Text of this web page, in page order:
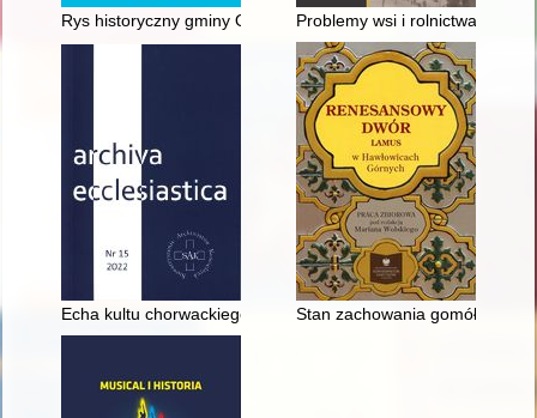
Rys historyczny gminy Osiek nad Wisłą (Oborowo),
Problemy wsi i rolnictwa w
Echa kultu chorwackiego Sługi Bożego ks. Antoniego
Stan zachowania gomółek